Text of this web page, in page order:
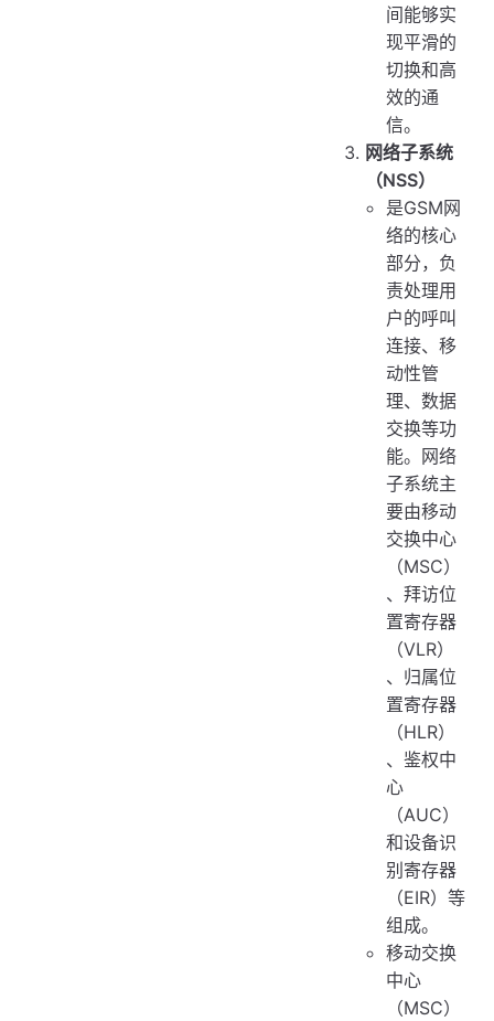
间能够实
现平滑的
切换和高
效的通
信。
网络子系统
（NSS）
是GSM网
络的核心
部分，负
责处理用
户的呼叫
连接、移
动性管
理、数据
交换等功
能。网络
子系统主
要由移动
交换中心
（MSC）
、拜访位
置寄存器
（VLR）
、归属位
置寄存器
（HLR）
、鉴权中
心
（AUC）
和设备识
别寄存器
（EIR）等
组成。
移动交换
中心
（MSC）